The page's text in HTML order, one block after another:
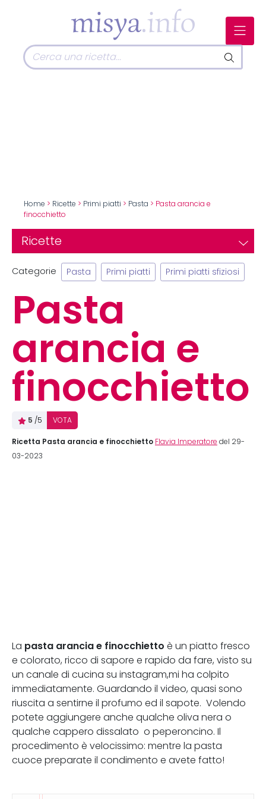
Home > Ricette > Primi piatti > Pasta > Pasta arancia e
finocchietto
Ricette
Categorie Pasta Primi piatti Primi piatti sfiziosi
Pasta
arancia e
finocchietto
5 /5 VOTA
Ricetta Pasta arancia e finocchietto Flavia Imperatore del 29-
03-2023
La pasta arancia e finocchietto è un piatto fresco
e colorato, ricco di sapore e rapido da fare, visto su
un canale di cucina su instagram,mi ha colpito
immediatamente. Guardando il video, quasi sono
riuscita a sentirne il profumo ed il sapote. Volendo
potete aggiungere anche qualche oliva nera o
qualche cappero dissalato o peperoncino. Il
procedimento è velocissimo: mentre la pasta
cuoce preparate il condimento e avete fatto!